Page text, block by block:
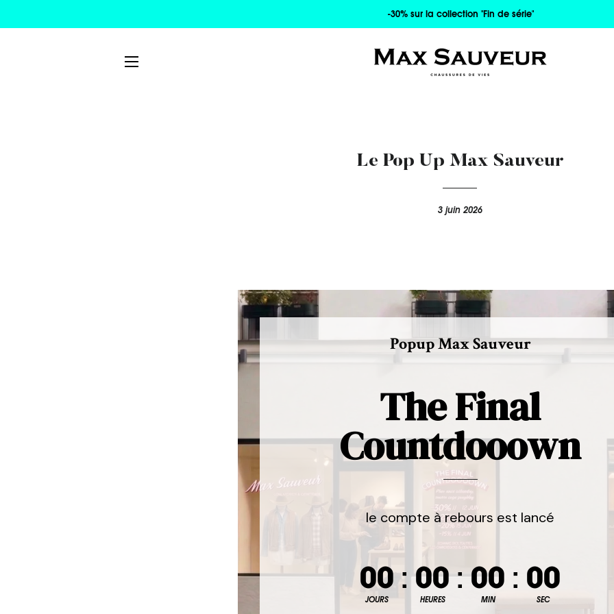
-30% sur la collection "Fin de série"
Le Pop Up Max Sauveur
3 juin 2026
Popup Max Sauveur
The Final
Countdooown
le compte à rebours est lancé
00
JOURS
: 00
HEURES
:00
MIN
: 00
SEC